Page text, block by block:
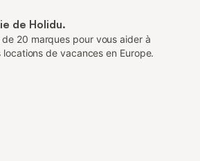
de Holidu.
20 marques pour vous aider à
de vacances en Europe.